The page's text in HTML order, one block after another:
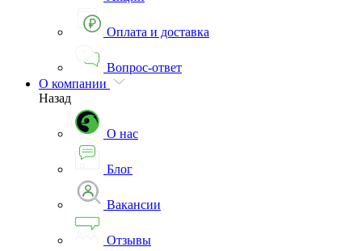
Оплата и доставка
Вопрос-ответ
О компании
Назад
О нас
Блог
Вакансии
Отзывы